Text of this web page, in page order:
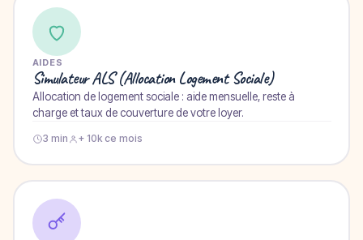
AIDES
Simulateur ALS (Allocation Logement Sociale)
Allocation de logement sociale : aide mensuelle, reste à
charge et taux de couverture de votre loyer.
3 min + 10k ce mois